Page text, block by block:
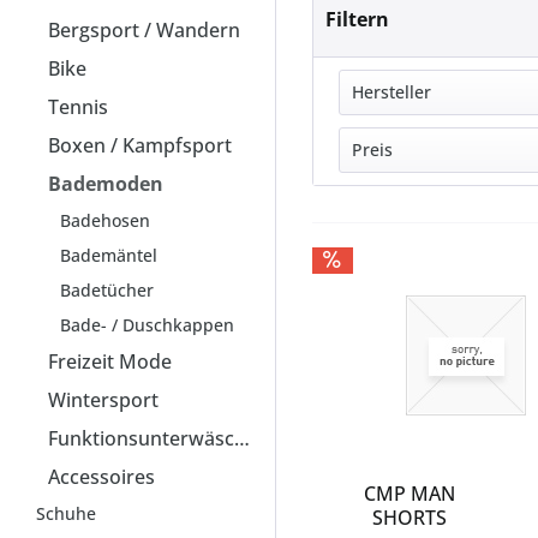
Bergsport / Wandern
Bike
Tennis
Boxen / Kampfsport
Bademoden
Badehosen
Bademäntel
Badetücher
Bade- / Duschkappen
Freizeit Mode
Wintersport
Funktionsunterwäsche
Accessoires
Schuhe
Filtern
Hersteller
ADIDAS
ARENA
ENERGETICS
fire&ice
FIREFLY
NIKE SWIM
QUIKSILVER
TOMMY HILFIGER
Preis
CMP MAN
SHORTS